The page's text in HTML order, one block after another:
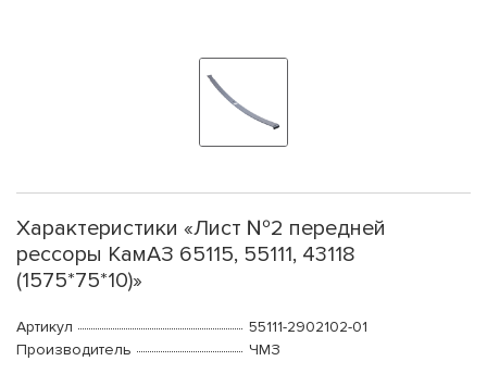
Характеристики «Лист №2 передней
рессоры КамАЗ 65115, 55111, 43118
(1575*75*10)»
Артикул
55111-2902102-01
Производитель
ЧМЗ